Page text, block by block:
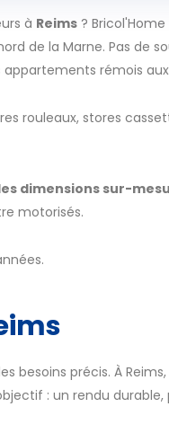
à Reims ?
de la Marne. Pas de
rémois
rouleaux, stores
dimensions sur-
motorisés.
besoins précis. À
: un rendu